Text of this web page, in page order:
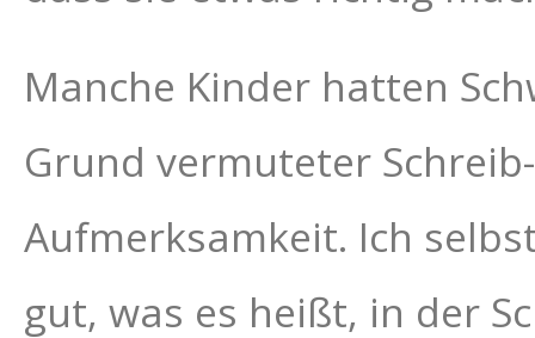
Manche Kinder hatten
Grund vermuteter
Aufmerksamkeit. Ich
gut, was es heißt, in der